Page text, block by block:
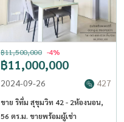
฿11,000,000
฿11,500,000 -4%
2024-09-26 427
ขาย ริทึ่ม สุขุมวิท 42 - 2ห้องนอน,
56 ตร.ม. ขายพร้อมผู้เช่า